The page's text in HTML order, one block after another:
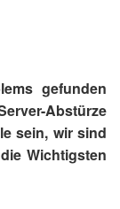
gefunden
Abstürze
sein, wir sind
Wichtigsten